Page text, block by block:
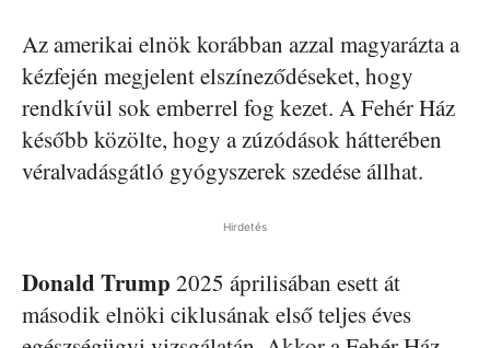
Az amerikai elnök korábban azzal magyarázta a
kézfején megjelent elszíneződéseket, hogy
rendkívül sok emberrel fog kezet. A Fehér Ház
később közölte, hogy a zúzódások hátterében
véralvadásgátló gyógyszerek szedése állhat.
Hirdetés
Donald Trump 2025 áprilisában esett át
második elnöki ciklusának első teljes éves